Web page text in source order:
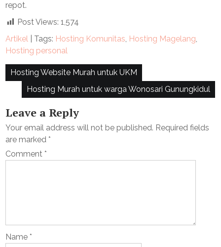
repot.
Post Views: 1,574
Artikel
| Tags: Hosting Komunitas, Hosting Magelang,
Hosting personal
Post
navigation
Hosting Website Murah untuk UKM
Hosting Murah untuk warga Wonosari Gunungkidul
Leave a Reply
Your email address will not be published. Required fields
are marked*
Comment*
Name*